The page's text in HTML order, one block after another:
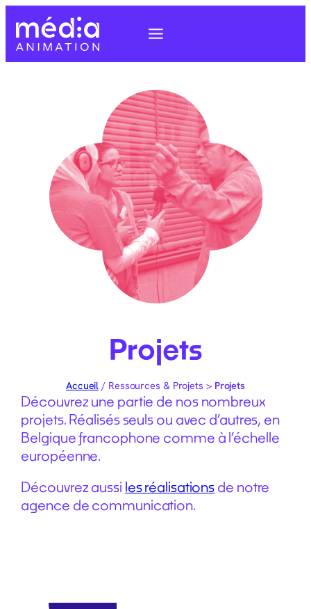
Projets
Accueil / Ressources & Projets > Projets
Découvrez une partie de nos nombreux
projets. Réalisés seuls ou avec d’autres, en
Belgique francophone comme à l’échelle
européenne.
Découvrez aussi les réalisations de notre
agence de communication.